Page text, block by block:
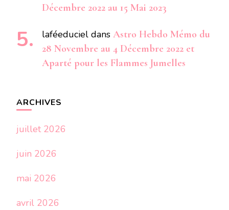
Décembre 2022 au 15 Mai 2023
laféeduciel dans Astro Hebdo Mémo du
28 Novembre au 4 Décembre 2022 et
Aparté pour les Flammes Jumelles
ARCHIVES
juillet 2026
juin 2026
mai 2026
avril 2026